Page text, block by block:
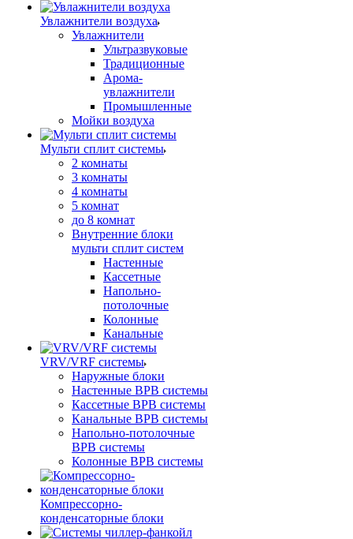
Увлажнители воздуха
Увлажнители
Ультразвуковые
Традиционные
Арома-
увлажнители
Промышленные
Мойки воздуха
Мульти сплит системы
2 комнаты
3 комнаты
4 комнаты
5 комнат
до 8 комнат
Внутренние блоки
мульти сплит систем
Настенные
Кассетные
Напольно-
потолочные
Колонные
Канальные
VRV/VRF системы
Наружные блоки
Настенные ВРВ системы
Кассетные ВРВ системы
Канальные ВРВ системы
Напольно-потолочные
ВРВ системы
Колонные ВРВ системы
Компрессорно-
конденсаторные блоки